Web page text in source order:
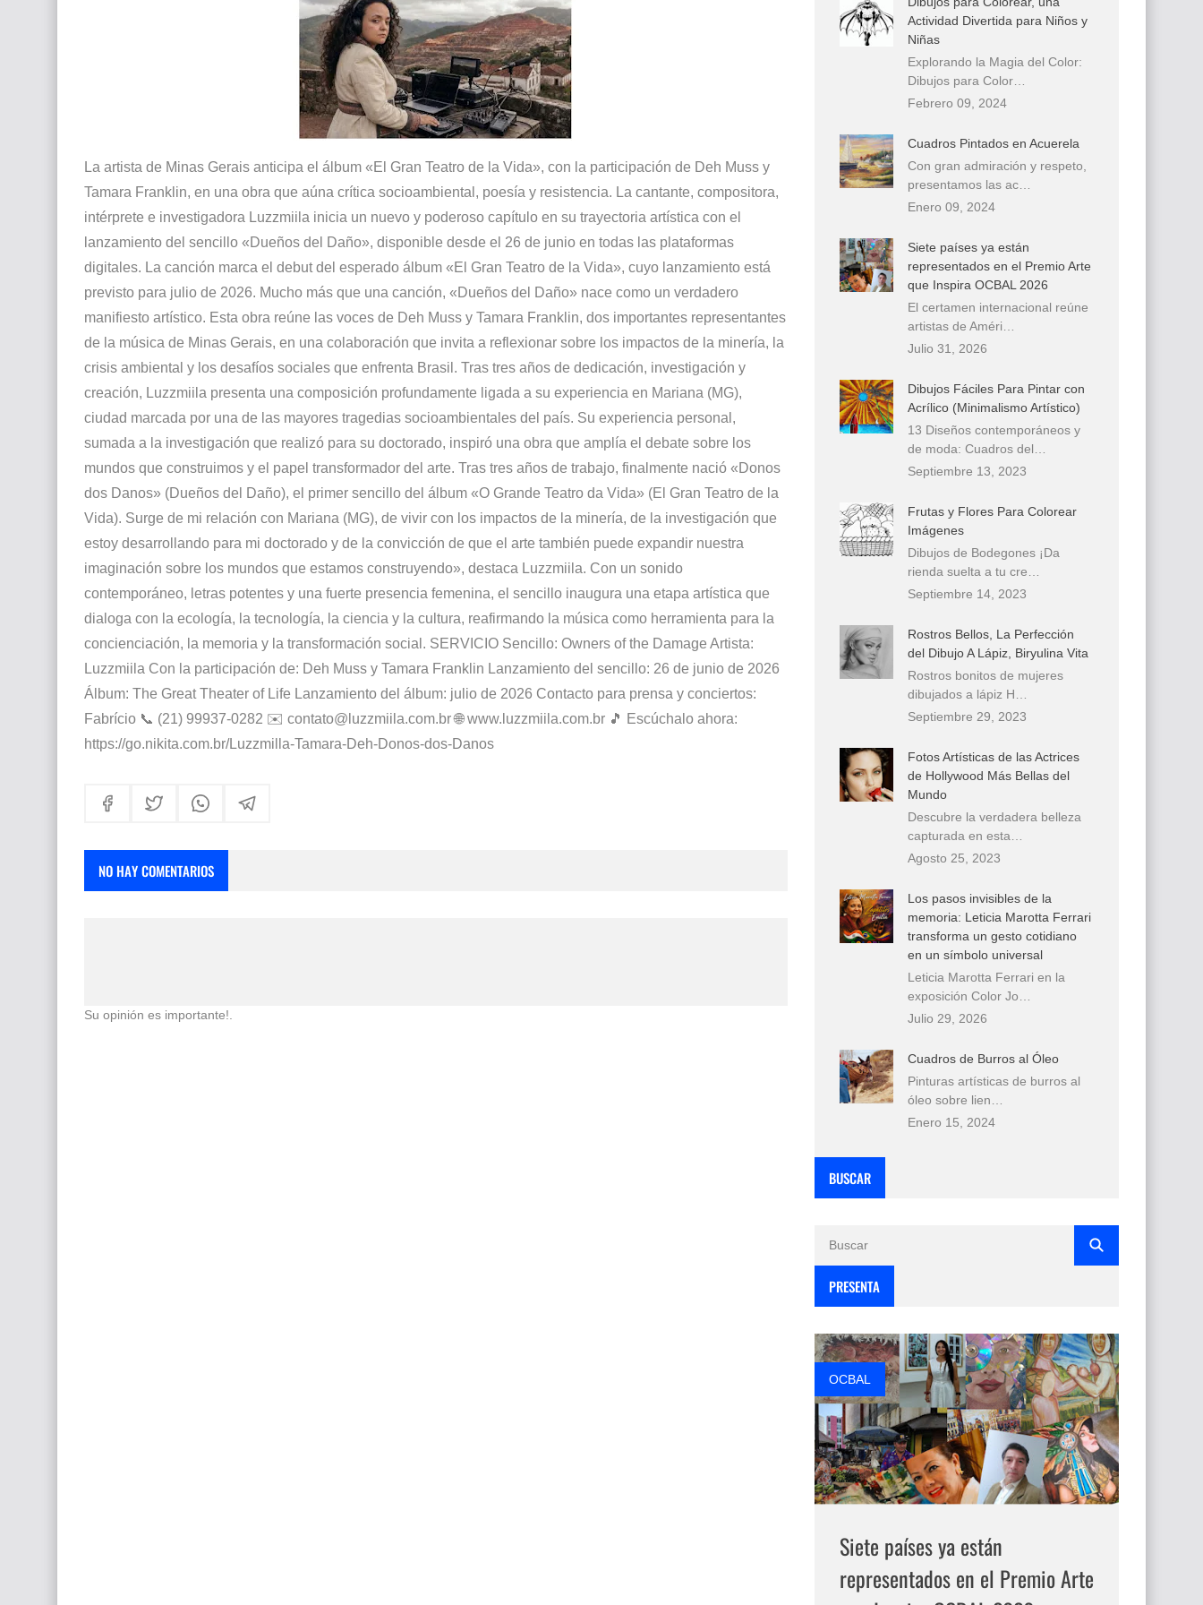
Que significan los cuadros de negras africanas?
El mundo del arte en pintura surrealista
La artista de Minas Gerais anticipa el álbum «El Gran Teatro de la Vida», con la participación de Deh Muss y
Tamara Franklin, en una obra que aúna crítica socioambiental, poesía y resistencia. La cantante, compositora,
intérprete e investigadora Luzzmiila inicia un nuevo y poderoso capítulo en su trayectoria artística con el
lanzamiento del sencillo «Dueños del Daño», disponible desde el 26 de junio en todas las plataformas
digitales. La canción marca el debut del esperado álbum «El Gran Teatro de la Vida», cuyo lanzamiento está
previsto para julio de 2026. Mucho más que una canción, «Dueños del Daño» nace como un verdadero
manifiesto artístico. Esta obra reúne las voces de Deh Muss y Tamara Franklin, dos importantes representantes
de la música de Minas Gerais, en una colaboración que invita a reflexionar sobre los impactos de la minería, la
crisis ambiental y los desafíos sociales que enfrenta Brasil. Tras tres años de dedicación, investigación y
creación, Luzzmiila presenta una composición profundamente ligada a su experiencia en Mariana (MG),
ciudad marcada por una de las mayores tragedias socioambientales del país. Su experiencia personal,
sumada a la investigación que realizó para su doctorado, inspiró una obra que amplía el debate sobre los
mundos que construimos y el papel transformador del arte. Tras tres años de trabajo, finalmente nació «Donos
dos Danos» (Dueños del Daño), el primer sencillo del álbum «O Grande Teatro da Vida» (El Gran Teatro de la
Vida). Surge de mi relación con Mariana (MG), de vivir con los impactos de la minería, de la investigación que
estoy desarrollando para mi doctorado y de la convicción de que el arte también puede expandir nuestra
imaginación sobre los mundos que estamos construyendo», destaca Luzzmiila. Con un sonido
contemporáneo, letras potentes y una fuerte presencia femenina, el sencillo inaugura una etapa artística que
dialoga con la ecología, la tecnología, la ciencia y la cultura, reafirmando la música como herramienta para la
concienciación, la memoria y la transformación social. SERVICIO Sencillo: Owners of the Damage Artista:
Luzzmiila Con la participación de: Deh Muss y Tamara Franklin Lanzamiento del sencillo: 26 de junio de 2026
Álbum: The Great Theater of Life Lanzamiento del álbum: julio de 2026 Contacto para prensa y conciertos:
Fabrício 📞 (21) 99937-0282 ✉️ contato@luzzmiila.com.br 🌐 www.luzzmiila.com.br 🎵 Escúchalo ahora:
https://go.nikita.com.br/Luzzmilla-Tamara-Deh-Donos-dos-Danos
NO HAY COMENTARIOS
Su opinión es importante!.
Actividad Divertida para Niños y
Niñas
Explorando la Magia del Color:
Dibujos para Color…
Febrero 09, 2024
Cuadros Pintados en Acuerela
Con gran admiración y respeto,
presentamos las ac…
Enero 09, 2024
Siete países ya están
representados en el Premio Arte
que Inspira OCBAL 2026
El certamen internacional reúne
artistas de Améri…
Julio 31, 2026
Dibujos Fáciles Para Pintar con
Acrílico (Minimalismo Artístico)
13 Diseños contemporáneos y
de moda: Cuadros del…
Septiembre 13, 2023
Frutas y Flores Para Colorear
Imágenes
Dibujos de Bodegones ¡Da
rienda suelta a tu cre…
Septiembre 14, 2023
Rostros Bellos, La Perfección
del Dibujo A Lápiz, Biryulina Vita
Rostros bonitos de mujeres
dibujados a lápiz H…
Septiembre 29, 2023
Fotos Artísticas de las Actrices
de Hollywood Más Bellas del
Mundo
Descubre la verdadera belleza
capturada en esta…
Agosto 25, 2023
Los pasos invisibles de la
memoria: Leticia Marotta Ferrari
transforma un gesto cotidiano
en un símbolo universal
Leticia Marotta Ferrari en la
exposición Color Jo…
Julio 29, 2026
Cuadros de Burros al Óleo
Pinturas artísticas de burros al
óleo sobre lien…
Enero 15, 2024
BUSCAR
PRESENTA
OCBAL
Siete países ya están
representados en el Premio Arte